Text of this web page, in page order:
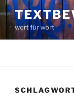
Zum
Inhalt
springenwort für wort